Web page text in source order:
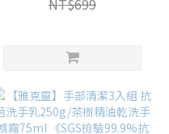
NT$699